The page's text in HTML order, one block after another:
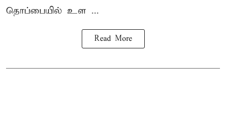
தொப்பையில் உள ...
Read More